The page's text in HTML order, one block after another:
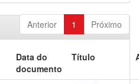
Anterior 1 Próximo
Data do
documento
Título